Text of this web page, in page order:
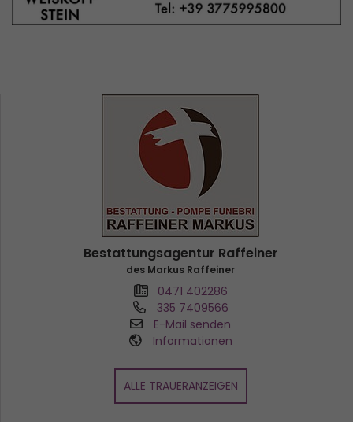
Bestattungsagentur Raffeiner
des Markus Raffeiner
0471 402286
335 7409566
E-Mail senden
Informationen
ALLE TRAUERANZEIGEN